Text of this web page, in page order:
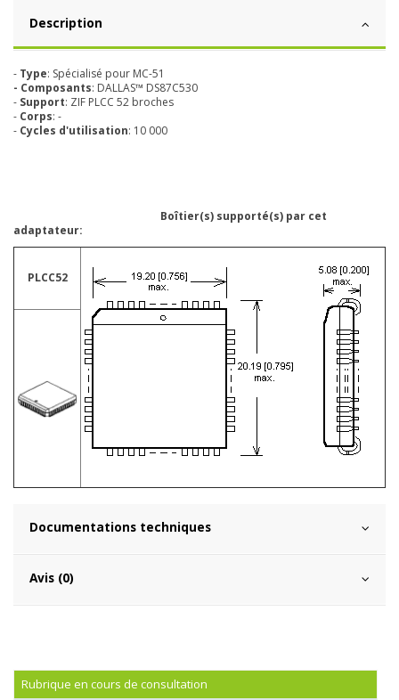
Description
- Type: Spécialisé pour MC-51
- Composants: DALLAS™ DS87C530
- Support: ZIF PLCC 52 broches
- Corps: -
- Cycles d'utilisation: 10 000
Boîtier(s) supporté(s) par cet
adaptateur:
PLCC52
Documentations techniques
Avis (0)
Rubrique en cours de consultation